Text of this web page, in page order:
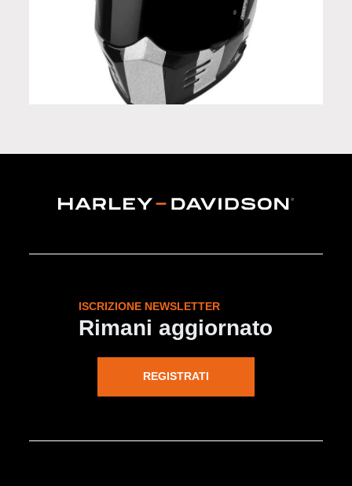
Casco integrale Simpson Venom STING RAE E 06
ISCRIZIONE NEWSLETTER
Rimani aggiornato
REGISTRATI